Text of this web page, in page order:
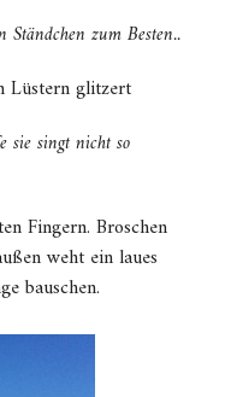
zum Besten..
Lüstern glitzert
sie singt nicht so
Fingern. Broschen
weht ein laues
bauschen.